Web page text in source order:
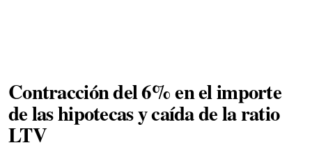
Contracción del 6% en el importe
de las hipotecas y caída de la ratio
LTV